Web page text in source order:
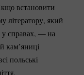
встановити
літератору, який
справах, — на
кам’яниці
польські